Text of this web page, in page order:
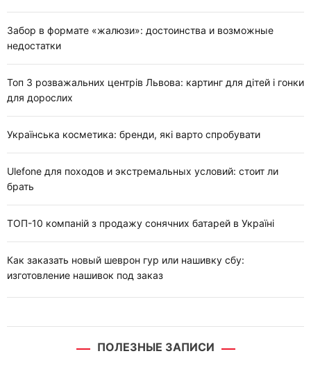
Забор в формате «жалюзи»: достоинства и возможные
недостатки
Топ 3 розважальних центрів Львова: картинг для дітей і гонки
для дорослих
Українська косметика: бренди, які варто спробувати
Ulefone для походов и экстремальных условий: стоит ли
брать
ТОП-10 компаній з продажу сонячних батарей в Україні
Как заказать новый шеврон гур или нашивку сбу:
изготовление нашивок под заказ
ПОЛЕЗНЫЕ ЗАПИСИ